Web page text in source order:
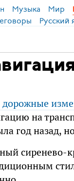
Музыка Мир
Русский
на
год назад,